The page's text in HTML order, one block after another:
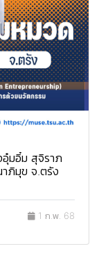
มอิ๋ม สุจิราภ
ภิมุข จ.ตรัง
1 ก.พ. 68